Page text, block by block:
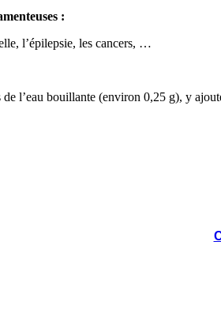
:
l’épilepsie, les cancers, …
l’eau bouillante (environ 0,25 g), y